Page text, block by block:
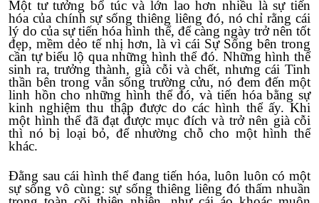
Một tư tưởng bổ túc và lớn lao hơn nhiều là sự tiến
hóa của chính sự sống thiêng liêng đó, nó chỉ rằng cái
lý do của sự tiến hóa hình thể, để càng ngày trở nên tốt
đẹp, mềm dẻo tế nhị hơn, là vì cái Sự Sống bên trong
cần tự biểu lộ qua những hình thể đó. Những hình thể
sinh ra, trưởng thành, già cỗi và chết, nhưng cái Tinh
thần bên trong vẫn sống trường cửu, nó đem đến một
linh hồn cho những hình thể đó, và tiến hóa bằng sự
kinh nghiệm thu thập được do các hình thể ấy. Khi
một hình thể đã đạt được mục đích và trở nên già cỗi
thì nó bị loại bỏ, để nhường chỗ cho một hình thể
khác.
Đằng sau cái hình thể đang tiến hóa, luôn luôn có một
sự sống vô cùng: sự sống thiêng liêng đó thấm nhuần